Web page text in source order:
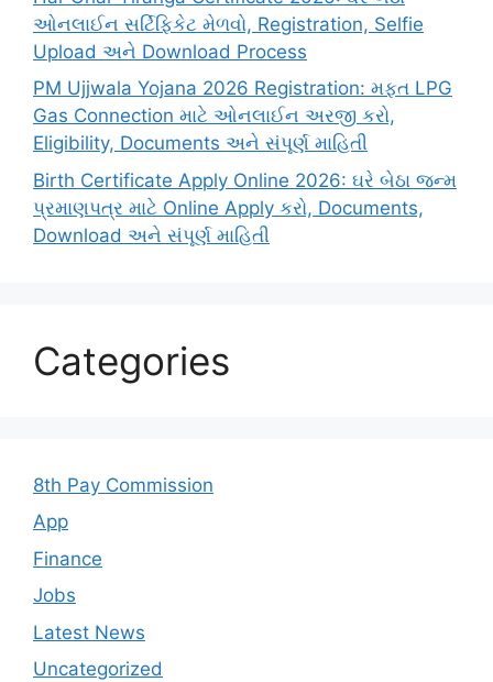
ઓનલાઈન સર્ટિફિકેટ મેળવો, Registration, Selfie
Upload અને Download Process
PM Ujjwala Yojana 2026 Registration: મફત LPG
Gas Connection માટે ઓનલાઈન અરજી કરો,
Eligibility, Documents અને સંપૂર્ણ માહિતી
Birth Certificate Apply Online 2026: ઘરે બેઠા જન્મ
પ્રમાણપત્ર માટે Online Apply કરો, Documents,
Download અને સંપૂર્ણ માહિતી
Categories
8th Pay Commission
App
Finance
Jobs
Latest News
Uncategorized